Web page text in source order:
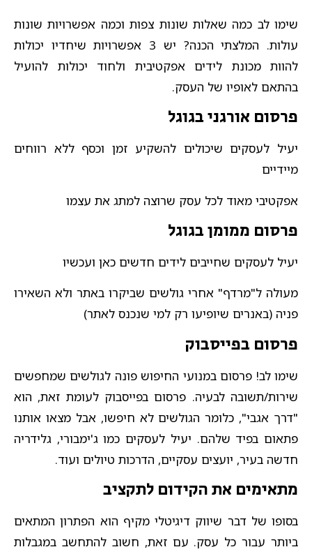
שימו לב כמה שאלות שונות צפות וכמה אפשרויות שונות
עולות. המלצתי הכנה? יש 3 אפשרויות שיחדיו יכולות
להוות מכונת לידים אפקטיבית ולחוד יכולות להועיל
בהתאם לאופיו של העסק.
פרסום אורגני בגוגל
יעיל לעסקים שיכולים להשקיע זמן וכסף ללא רווחים
מיידיים
אפקטיבי מאוד לכל עסק שרוצה למתג את עצמו
פרסום ממומן בגוגל
יעיל לעסקים שחייבים לידים חדשים כאן ועכשיו
מעולה ל"מרדף" אחרי גולשים שביקרו באתר ולא השאירו
פניה (באנרים שיופיעו רק למי שנכנס לאתר)
פרסום בפייסבוק
שימו לב! פרסום במנועי החיפוש פונה לגולשים שמחפשים
שירות/תשובה לבעיה. פרסום בפייסבוק לעומת זאת, הוא
"דרך אגבי", כלומר הגולשים לא חיפשו, אבל מצאו אותנו
פתאום בפיד שלהם. יעיל לעסקים כמו ג'ימבורי, גלידריה
חדשה בעיר, יועצים עסקיים, הדרכות טיולים ועוד.
מתאימים את הקידום לתקציב
בסופו של דבר שיווק דיגיטלי מקיף הוא הפתרון המתאים
ביותר עבור כל עסק. עם זאת, חשוב להתחשב במגבלות